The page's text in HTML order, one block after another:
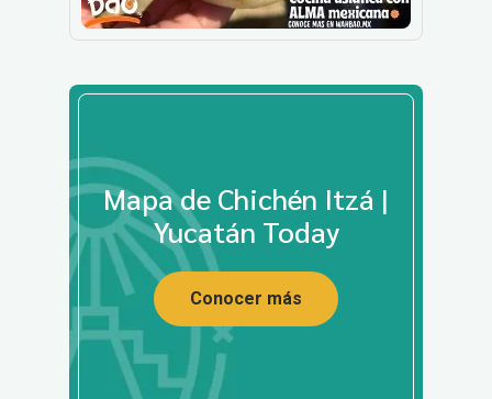
Mapa de Chichén Itzá |
Yucatán Today
Conocer más